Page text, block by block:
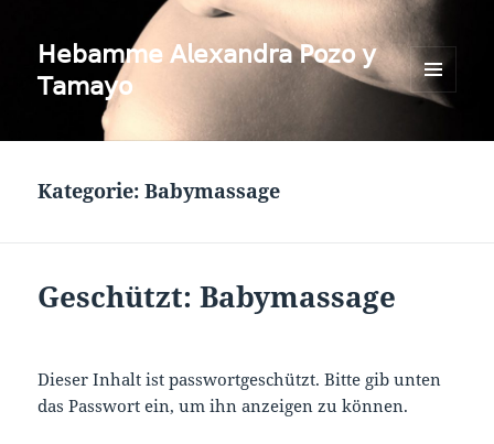
𝖧𝖾𝖻𝖺𝗆𝗆𝖾 𝖠𝗅𝖾𝗑𝖺𝗇𝖽𝗋𝖺 𝖯𝗈𝗓𝗈 𝗒
𝖳𝖺𝗆𝖺𝗒𝗈
MENÜ
WIDGETS
Kategorie:Babymassage
Geschützt: Babymassage
Dieser Inhalt ist passwortgeschützt. Bitte gib unten
das Passwort ein, um ihn anzeigen zu können.